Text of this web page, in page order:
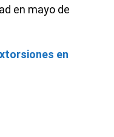
en mayo de
en